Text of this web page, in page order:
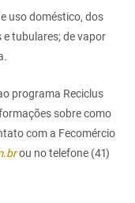
uso doméstico, dos
tubulares; de vapor
programa Reciclus
sobre como
com a Fecomércio
ou no telefone (41)